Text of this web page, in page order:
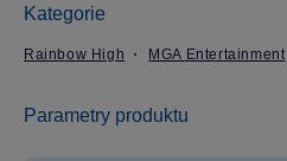
Kategorie
Rainbow High MGA Entertainment
Parametry produktu